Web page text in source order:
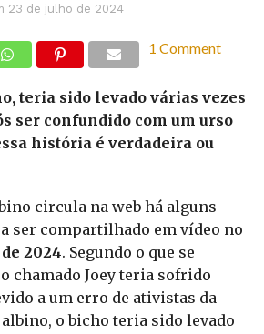
23 de julho de 2024
1 Comment
teria sido levado várias vezes
ser confundido com um urso
história é verdadeira ou
circula na web há alguns
ser compartilhado em vídeo no
2024. Segundo o que se
chamado Joey teria sofrido
a um erro de ativistas da
o bicho teria sido levado